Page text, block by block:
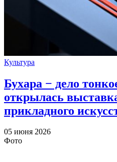
Культура
Бухара − дело
открылась
прикладного
05 июня 2026
Фото